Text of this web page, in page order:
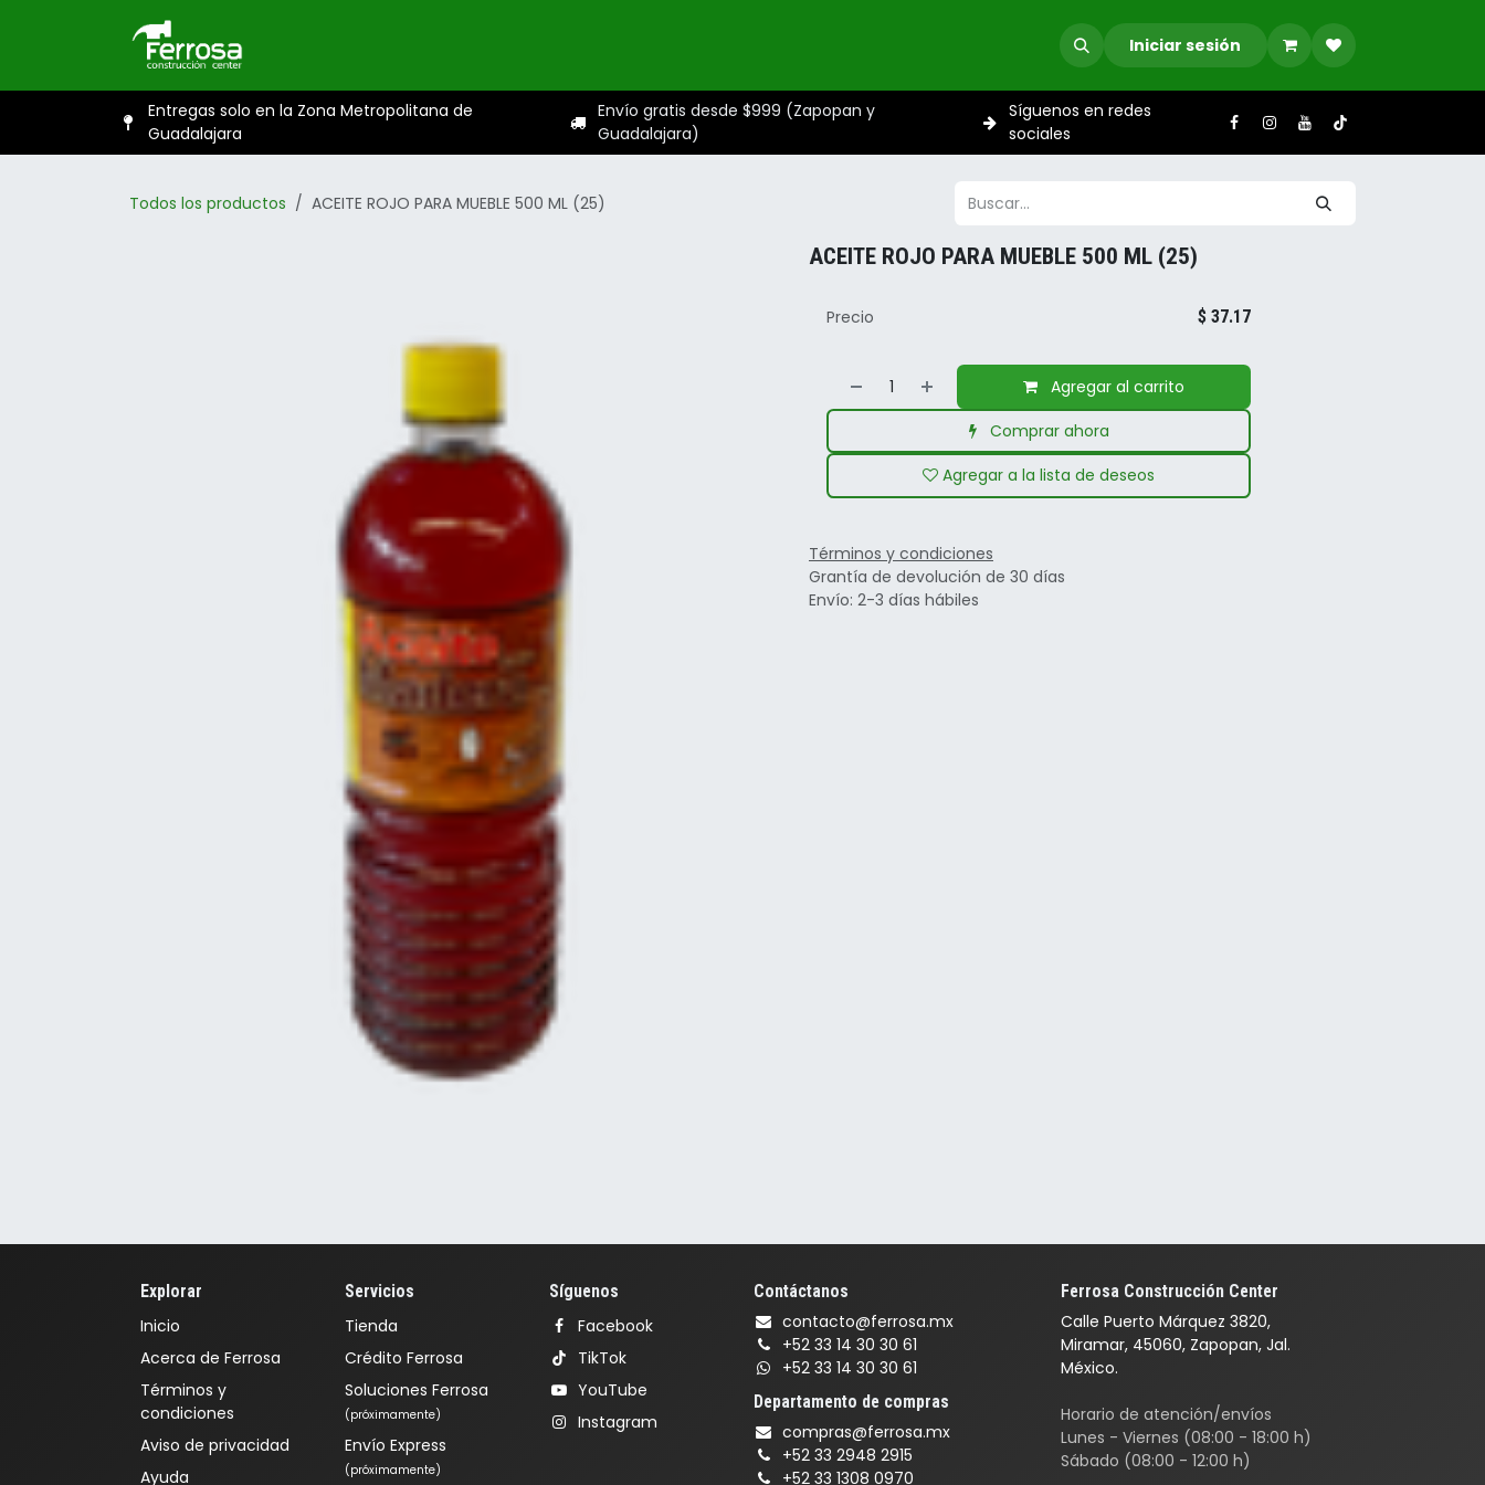
Iniciar sesión
Entregas solo en la Zona Metropolitana de
Guadalajara
Envío gratis desde $999 (Zapopan y
Guadalajara)
Síguenos en redes
sociales
Todos los productos ACEITE ROJO PARA MUEBLE 500 ML (25)
ACEITE ROJO PARA MUEBLE 500 ML (25)
Agregar al carrito
Comprar ahora
Agregar a la lista de deseos
Precio $ 37.17
Términos y condiciones
Grantía de devolución de 30 días
Envío: 2-3 días hábiles
Explorar
Inicio
Acerca de Ferrosa
Términos y
condiciones
Aviso de privacidad
Ayuda
Servicios
Tienda
Crédito Ferrosa
Soluciones Ferrosa
(próximamente)
Envío Express
(próximamente)
Ferrosa Construcción Center
Calle Puerto Márquez 3820,
Miramar, 45060, Zapopan, Jal.
México.
Horario de atención/envíos
Lunes - Viernes (08:00 - 18:00 h)
Sábado (08:00 - 12:00 h)
Síguenos
Facebook
TikTok
YouTube
Instagram
Contáctanos
contacto@ferrosa.mx
+52 33 14 30 30 61
+52 33 14 30 30 61
Departamento de compras
compras@ferrosa.mx
+52 33 2948 2915
+52 33 1308 0970